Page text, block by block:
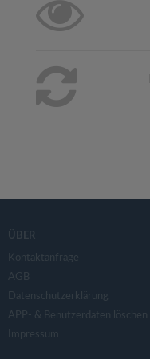
ÜBER
Kontaktanfrage
AGB
Datenschutzerklärung
APP- & Benutzerdaten löschen
Impressum